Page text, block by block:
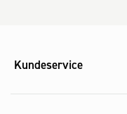
Kundeservice